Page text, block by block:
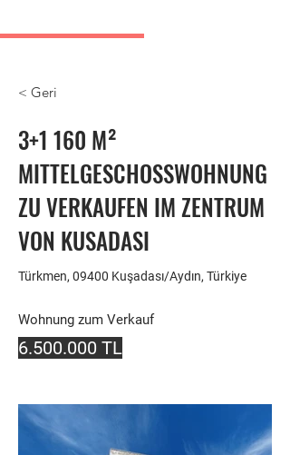
< Geri
3+1 160 M²
MITTELGESCHOSSWOHNUNG
ZU VERKAUFEN IM ZENTRUM
VON KUSADASI
Türkmen, 09400 Kuşadası/Aydın, Türkiye
Wohnung zum Verkauf
6.500.000 TL